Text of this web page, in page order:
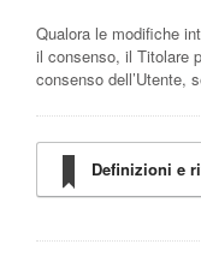
Qualora le modifiche
il consenso, il Titolare
consenso dell’Utente,
Definizioni e